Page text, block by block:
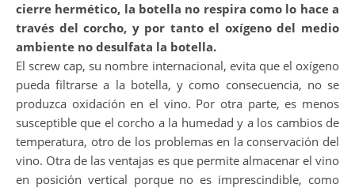
cierre hermético, la botella no respira como lo hace a
través del corcho, y por tanto el oxígeno del medio
ambiente no desulfata la botella.
El screw cap, su nombre internacional, evita que el oxígeno
pueda filtrarse a la botella, y como consecuencia, no se
produzca oxidación en el vino. Por otra parte, es menos
susceptible que el corcho a la humedad y a los cambios de
temperatura, otro de los problemas en la conservación del
vino. Otra de las ventajas es que permite almacenar el vino
en posición vertical porque no es imprescindible, como